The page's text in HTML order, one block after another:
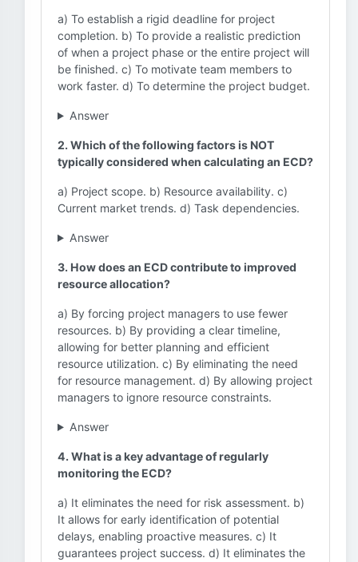
a) To establish a rigid deadline for project
completion. b) To provide a realistic prediction
of when a project phase or the entire project will
be finished. c) To motivate team members to
work faster. d) To determine the project budget.
Answer
2. Which of the following factors is NOT
typically considered when calculating an ECD?
a) Project scope. b) Resource availability. c)
Current market trends. d) Task dependencies.
Answer
3. How does an ECD contribute to improved
resource allocation?
a) By forcing project managers to use fewer
resources. b) By providing a clear timeline,
allowing for better planning and efficient
resource utilization. c) By eliminating the need
for resource management. d) By allowing project
managers to ignore resource constraints.
Answer
4. What is a key advantage of regularly
monitoring the ECD?
a) It eliminates the need for risk assessment. b)
It allows for early identification of potential
delays, enabling proactive measures. c) It
guarantees project success. d) It eliminates the